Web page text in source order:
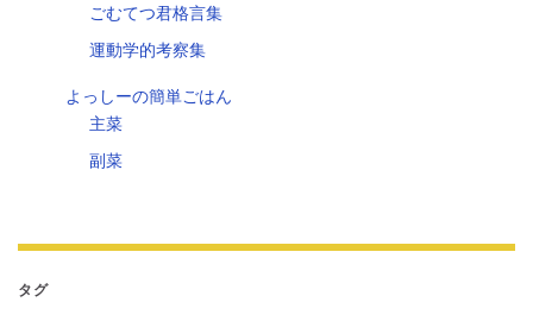
ごむてつ君格言集
運動学的考察集
よっしーの簡単ごはん
主菜
副菜
タグ